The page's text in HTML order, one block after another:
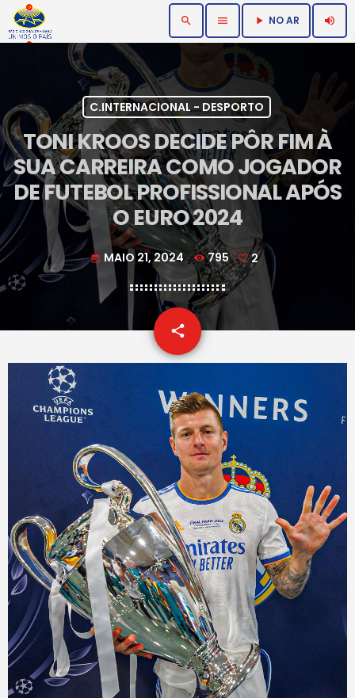
search menu play_arrow NO AR volume_up
C.INTERNACIONAL - DESPORTO
TONI KROOS DECIDE PÔR FIM À
SUA CARREIRA COMO JOGADOR
DE FUTEBOL PROFISSIONAL APÓS
O EURO 2024
today MAIO 21, 2024 795 2
share
email